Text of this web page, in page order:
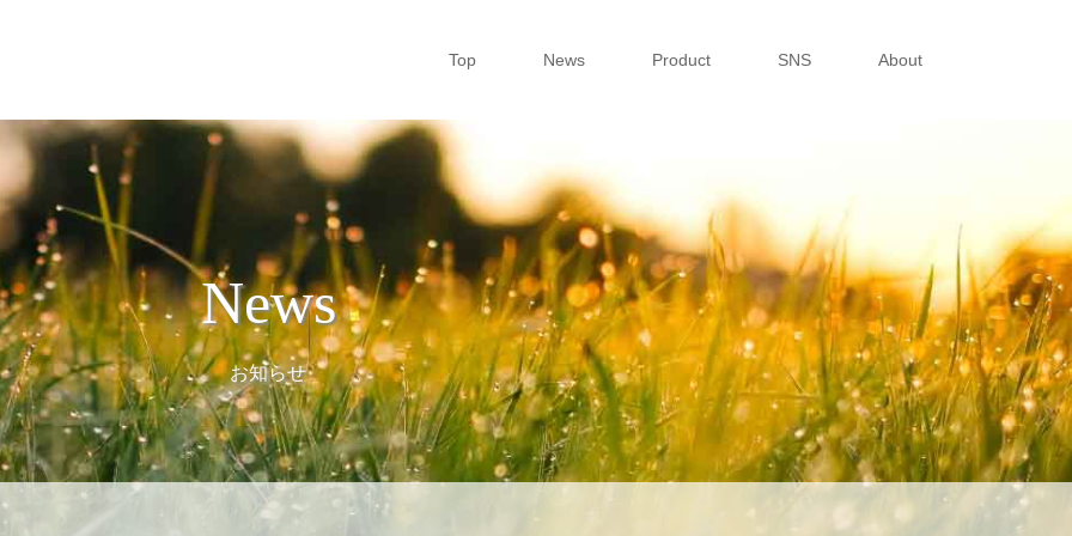
Top News Product SNS About
News
お知らせ